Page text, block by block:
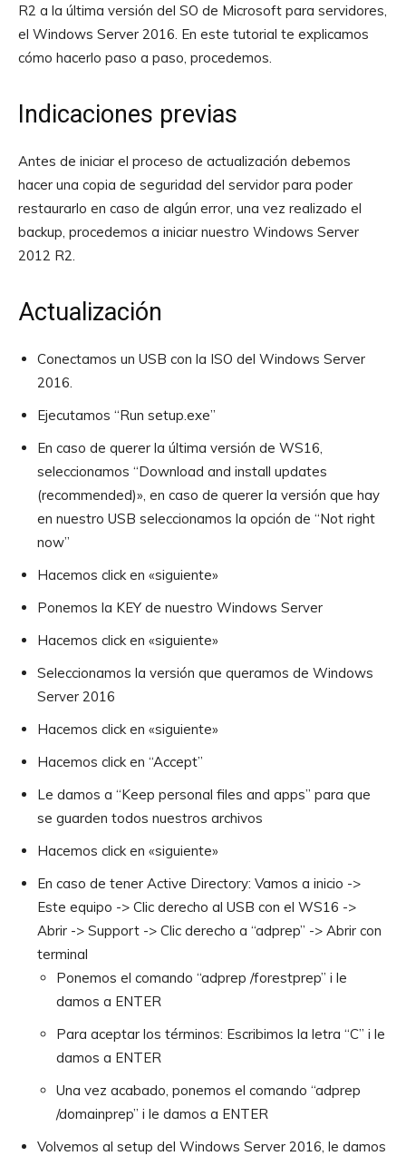
R2 a la última versión del SO de Microsoft para servidores,
el Windows Server 2016. En este tutorial te explicamos
cómo hacerlo paso a paso, procedemos.
Indicaciones previas
Antes de iniciar el proceso de actualización debemos
hacer una copia de seguridad del servidor para poder
restaurarlo en caso de algún error, una vez realizado el
backup, procedemos a iniciar nuestro Windows Server
2012 R2.
Actualización
Conectamos un USB con la ISO del Windows Server
2016.
Ejecutamos “Run setup.exe”
En caso de querer la última versión de WS16,
seleccionamos “Download and install updates
(recommended)», en caso de querer la versión que hay
en nuestro USB seleccionamos la opción de “Not right
now”
Hacemos click en «siguiente»
Ponemos la KEY de nuestro Windows Server
Hacemos click en «siguiente»
Seleccionamos la versión que queramos de Windows
Server 2016
Hacemos click en «siguiente»
Hacemos click en “Accept”
Le damos a “Keep personal files and apps” para que
se guarden todos nuestros archivos
Hacemos click en «siguiente»
En caso de tener Active Directory: Vamos a inicio ->
Este equipo -> Clic derecho al USB con el WS16 ->
Abrir -> Support -> Clic derecho a “adprep” -> Abrir con
terminal
Ponemos el comando “adprep /forestprep” i le
damos a ENTER
Para aceptar los términos: Escribimos la letra “C” i le
damos a ENTER
Una vez acabado, ponemos el comando “adprep
/domainprep” i le damos a ENTER
Volvemos al setup del Windows Server 2016, le damos